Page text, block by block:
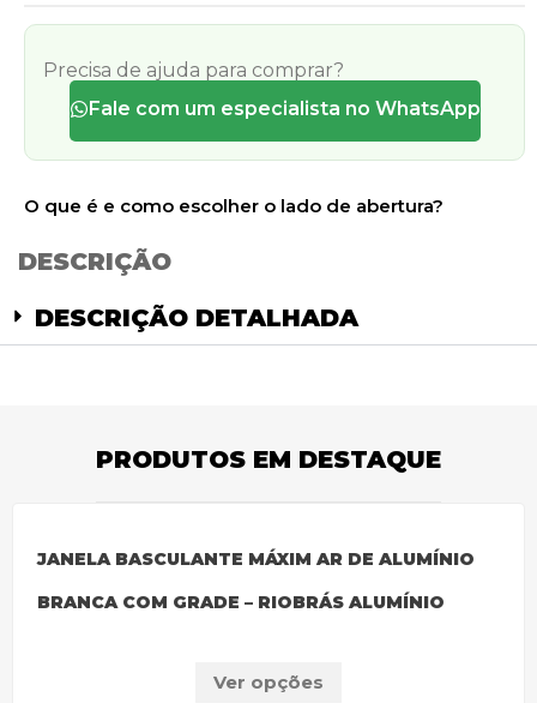
Precisa de ajuda para comprar?
Fale com um especialista no WhatsApp
O que é e como escolher o lado de abertura?
DESCRIÇÃO
DESCRIÇÃO DETALHADA
PRODUTOS EM DESTAQUE
JANELA BASCULANTE MÁXIM AR DE ALUMÍNIO
BRANCA COM GRADE – RIOBRÁS ALUMÍNIO
Ver opções